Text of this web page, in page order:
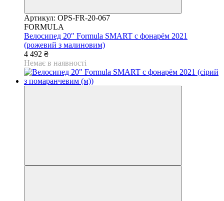
Артикул: OPS-FR-20-067
FORMULA
Велосипед 20" Formula SMART с фонарём 2021
(рожевий з малиновим)
4 492 ₴
Немає в наявності